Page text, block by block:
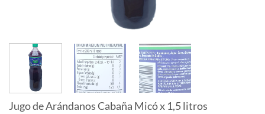
Jugo de Arándanos Cabaña Micó x 1,5 litros